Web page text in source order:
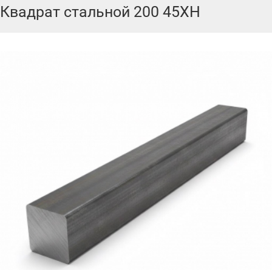
Квадрат стальной 200 45ХН